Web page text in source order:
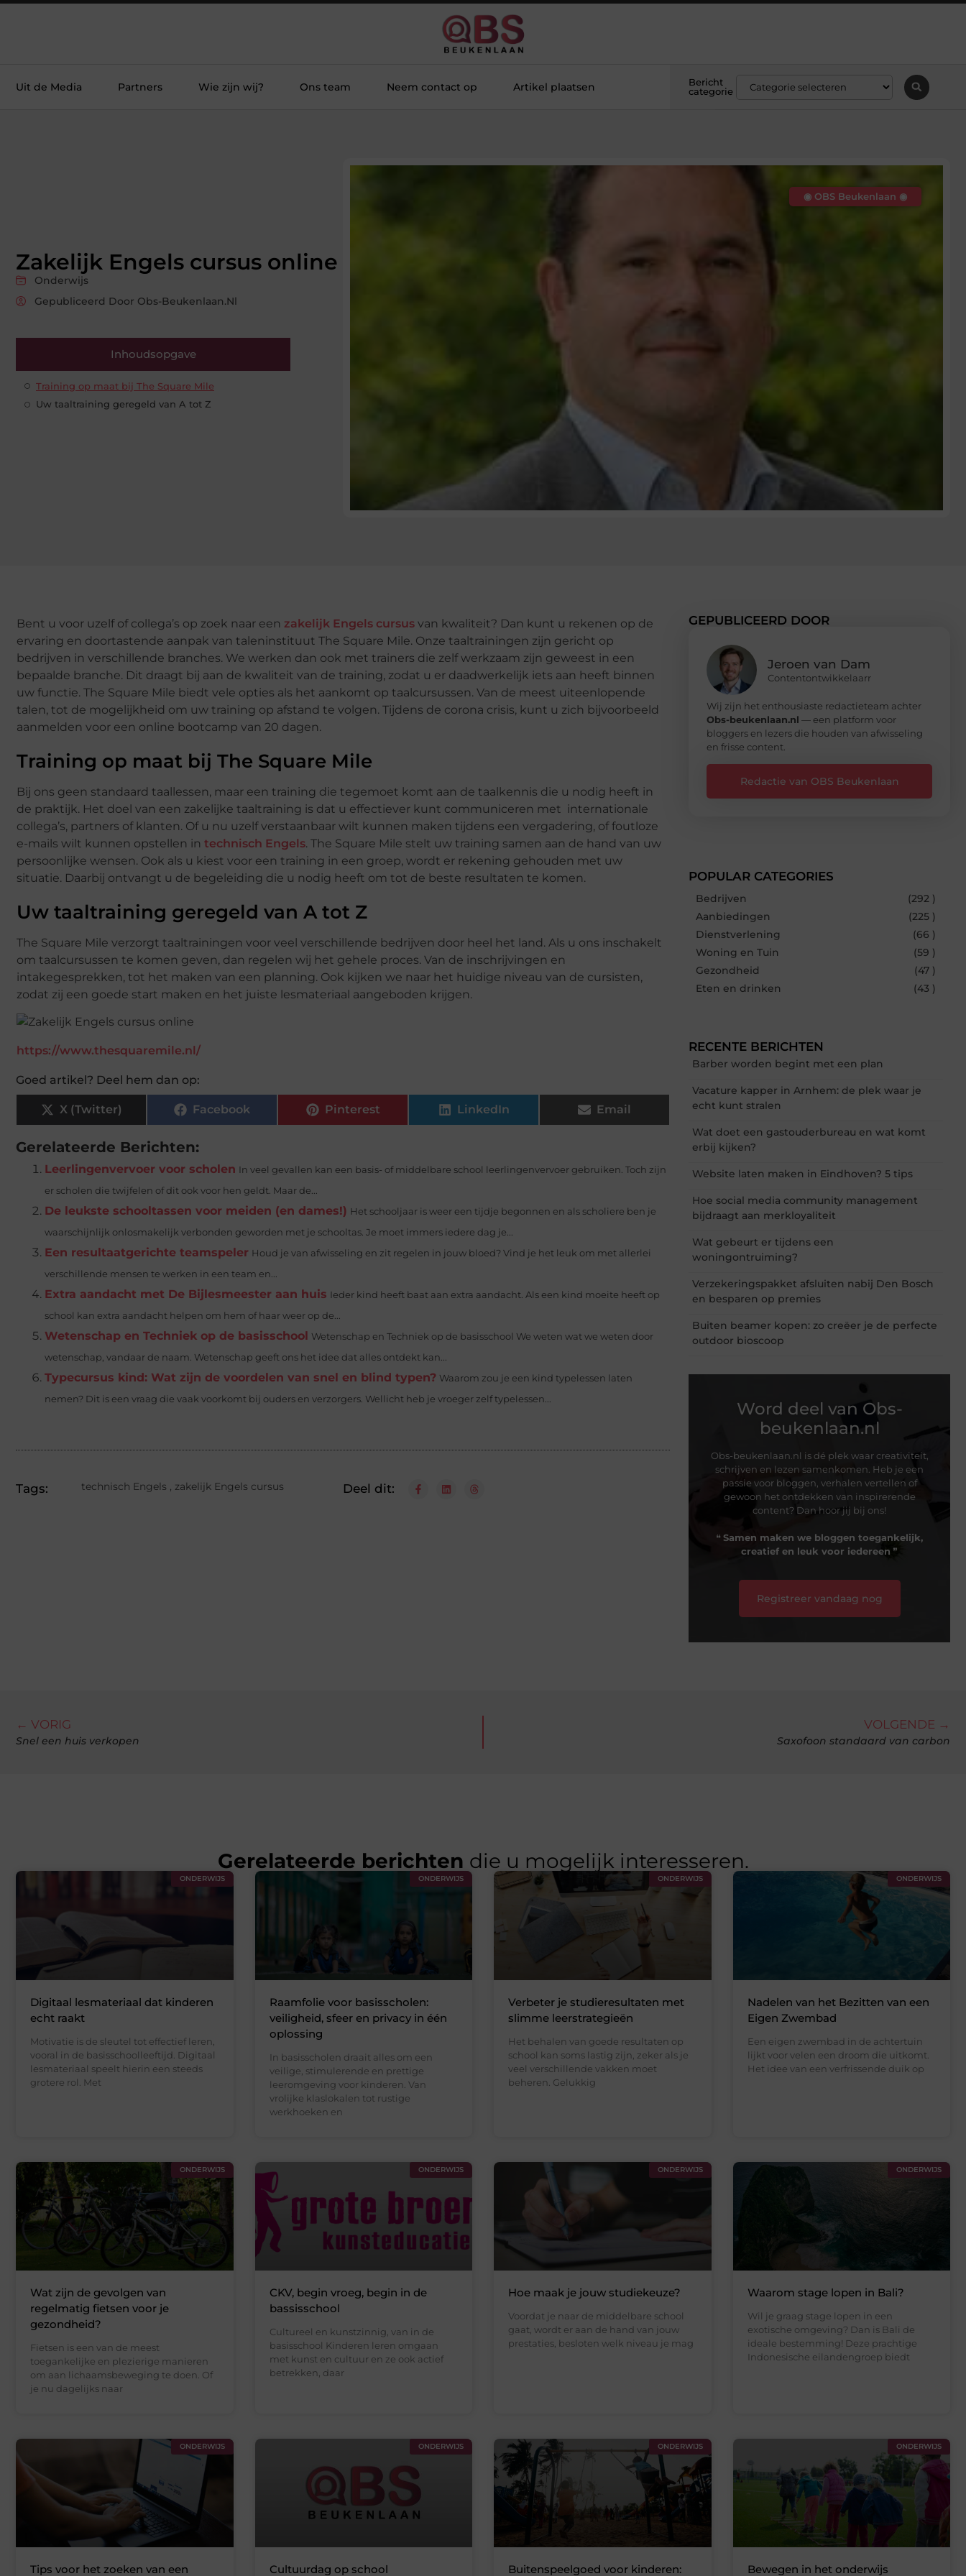
Uit de Media Partners Wie zijn wij? Ons team Neem contact op Artikel plaatsen
Bericht
categorie
Zakelijk Engels cursus online
Onderwijs
Gepubliceerd Door Obs-Beukenlaan.nl
Inhoudsopgave
Training op maat bij The Square Mile
Uw taaltraining geregeld van A tot Z
◉ OBS Beukenlaan ◉
Bent u voor uzelf of collega’s op zoek naar een zakelijk Engels cursus van kwaliteit? Dan kunt u rekenen op de
ervaring en doortastende aanpak van taleninstituut The Square Mile. Onze taaltrainingen zijn gericht op
bedrijven in verschillende branches. We werken dan ook met trainers die zelf werkzaam zijn geweest in een
bepaalde branche. Dit draagt bij aan de kwaliteit van de training, zodat u er daadwerkelijk iets aan heeft binnen
uw functie. The Square Mile biedt vele opties als het aankomt op taalcursussen. Van de meest uiteenlopende
talen, tot de mogelijkheid om uw training op afstand te volgen. Tijdens de corona crisis, kunt u zich bijvoorbeeld
aanmelden voor een online bootcamp van 20 dagen.
Training op maat bij The Square Mile
Bij ons geen standaard taallessen, maar een training die tegemoet komt aan de taalkennis die u nodig heeft in
de praktijk. Het doel van een zakelijke taaltraining is dat u effectiever kunt communiceren met internationale
collega’s, partners of klanten. Of u nu uzelf verstaanbaar wilt kunnen maken tijdens een vergadering, of foutloze
e-mails wilt kunnen opstellen in technisch Engels. The Square Mile stelt uw training samen aan de hand van uw
persoonlijke wensen. Ook als u kiest voor een training in een groep, wordt er rekening gehouden met uw
situatie. Daarbij ontvangt u de begeleiding die u nodig heeft om tot de beste resultaten te komen.
Uw taaltraining geregeld van A tot Z
The Square Mile verzorgt taaltrainingen voor veel verschillende bedrijven door heel het land. Als u ons inschakelt
om taalcursussen te komen geven, dan regelen wij het gehele proces. Van de inschrijvingen en
intakegesprekken, tot het maken van een planning. Ook kijken we naar het huidige niveau van de cursisten,
zodat zij een goede start maken en het juiste lesmateriaal aangeboden krijgen.
https://www.thesquaremile.nl/
Goed artikel? Deel hem dan op:
X (Twitter) Facebook Pinterest LinkedIn Email
Gerelateerde Berichten:
Leerlingenvervoer voor scholen In veel gevallen kan een basis- of middelbare school leerlingenvervoer gebruiken. Toch zijn
er scholen die twijfelen of dit ook voor hen geldt. Maar de...
De leukste schooltassen voor meiden (en dames!) Het schooljaar is weer een tijdje begonnen en als scholiere ben je
waarschijnlijk onlosmakelijk verbonden geworden met je schooltas. Je moet immers iedere dag je...
Een resultaatgerichte teamspeler Houd je van afwisseling en zit regelen in jouw bloed? Vind je het leuk om met allerlei
verschillende mensen te werken in een team en...
Extra aandacht met De Bijlesmeester aan huis Ieder kind heeft baat aan extra aandacht. Als een kind moeite heeft op
school kan extra aandacht helpen om hem of haar weer op de...
Wetenschap en Techniek op de basisschool Wetenschap en Techniek op de basisschool We weten wat we weten door
wetenschap, vandaar de naam. Wetenschap geeft ons het idee dat alles ontdekt kan...
Typecursus kind: Wat zijn de voordelen van snel en blind typen? Waarom zou je een kind typelessen laten
nemen? Dit is een vraag die vaak voorkomt bij ouders en verzorgers. Wellicht heb je vroeger zelf typelessen...
Tags: technisch Engels zakelijk Engels cursus Deel dit:
GEPUBLICEERD DOOR
Jeroen van Dam
Contentontwikkelaarr
Wij zijn het enthousiaste redactieteam achter
Obs-beukenlaan.nl — een platform voor
bloggers en lezers die houden van afwisseling
en frisse content.
Redactie van OBS Beukenlaan
POPULAR CATEGORIES
Bedrijven
(292 )
Aanbiedingen
(225 )
Dienstverlening
(66 )
Woning en Tuin
(59 )
Gezondheid
(47 )
Eten en drinken
(43 )
RECENTE BERICHTEN
Barber worden begint met een plan
Vacature kapper in Arnhem: de plek waar je
echt kunt stralen
Wat doet een gastouderbureau en wat komt
erbij kijken?
Website laten maken in Eindhoven? 5 tips
Hoe social media community management
bijdraagt aan merkloyaliteit
Wat gebeurt er tijdens een
woningontruiming?
Verzekeringspakket afsluiten nabij Den Bosch
en besparen op premies
Buiten beamer kopen: zo creëer je de perfecte
outdoor bioscoop
Word deel van Obs-
beukenlaan.nl
Obs-beukenlaan.nl is dé plek waar creativiteit,
schrijven en lezen samenkomen. Heb je een
passie voor bloggen, verhalen vertellen of
gewoon het ontdekken van inspirerende
content? Dan hoor jij bij ons!
❝ Samen maken we bloggen toegankelijk,
creatief en leuk voor iedereen ❞
Registreer vandaag nog
← VORIG
Snel een huis verkopen
VOLGENDE →
Saxofoon standaard van carbon
Gerelateerde berichten die u mogelijk interesseren.
ONDERWIJS
Digitaal lesmateriaal dat kinderen
echt raakt
Motivatie is de sleutel tot effectief leren,
vooral in de basisschoolleeftijd. Digitaal
lesmateriaal speelt hierin een steeds
grotere rol. Met
ONDERWIJS
Raamfolie voor basisscholen:
veiligheid, sfeer en privacy in één
oplossing
In basisscholen draait alles om een
veilige, stimulerende en prettige
leeromgeving voor kinderen. Van
vrolijke klaslokalen tot rustige
werkhoeken en
ONDERWIJS
Verbeter je studieresultaten met
slimme leerstrategieën
Het behalen van goede resultaten op
school kan soms lastig zijn, zeker als je
veel verschillende vakken moet
beheren. Gelukkig
ONDERWIJS
Nadelen van het Bezitten van een
Eigen Zwembad
Een eigen zwembad in de achtertuin
lijkt voor velen een droom die uitkomt.
Het idee van een verfrissende duik op
ONDERWIJS
Wat zijn de gevolgen van
regelmatig fietsen voor je
gezondheid?
Fietsen is een van de meest
toegankelijke en plezierige manieren
om aan lichaamsbeweging te doen. Of
je nu dagelijks naar
ONDERWIJS
CKV, begin vroeg, begin in de
bassisschool
Cultureel en kunstzinnig, van in de
basisschool Kinderen leren omgaan
met kunst en cultuur en ze ook actief
betrekken, daar
ONDERWIJS
Hoe maak je jouw studiekeuze?
Voordat je naar de middelbare school
gaat, wordt er aan de hand van jouw
prestaties, besloten welk niveau je mag
ONDERWIJS
Waarom stage lopen in Bali?
Wil je graag stage lopen in een
exotische omgeving? Dan is Bali de
ideale bestemming! Deze prachtige
Indonesische eilandengroep biedt
ONDERWIJS
Tips voor het zoeken van een
ONDERWIJS
Cultuurdag op school
ONDERWIJS
Buitenspeelgoed voor kinderen:
ONDERWIJS
Bewegen in het onderwijs